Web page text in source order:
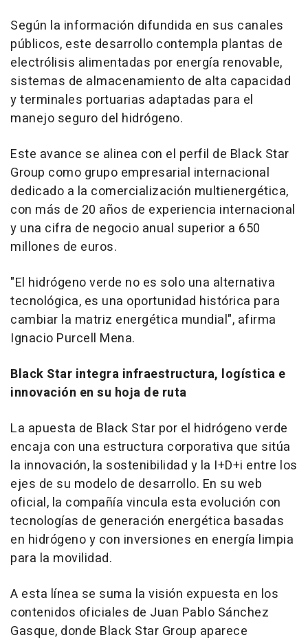
Según la información difundida en sus canales
públicos, este desarrollo contempla plantas de
electrólisis alimentadas por energía renovable,
sistemas de almacenamiento de alta capacidad
y terminales portuarias adaptadas para el
manejo seguro del hidrógeno.
Este avance se alinea con el perfil de Black Star
Group como grupo empresarial internacional
dedicado a la comercialización multienergética,
con más de 20 años de experiencia internacional
y una cifra de negocio anual superior a 650
millones de euros.
"El hidrógeno verde no es solo una alternativa
tecnológica, es una oportunidad histórica para
cambiar la matriz energética mundial", afirma
Ignacio Purcell Mena.
Black Star integra infraestructura, logística e
innovación en su hoja de ruta
La apuesta de Black Star por el hidrógeno verde
encaja con una estructura corporativa que sitúa
la innovación, la sostenibilidad y la I+D+i entre los
ejes de su modelo de desarrollo. En su web
oficial, la compañía vincula esta evolución con
tecnologías de generación energética basadas
en hidrógeno y con inversiones en energía limpia
para la movilidad.
A esta línea se suma la visión expuesta en los
contenidos oficiales de Juan Pablo Sánchez
Gasque, donde Black Star Group aparece